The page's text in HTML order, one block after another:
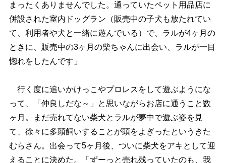
まったくありませんでした。通っていたペット用品店に
併設された室内ドッグラン（販売中の子犬も放たれてい
て、利用者や犬と一緒に遊んでいる）で、ラルが4ヶ月の
ときに、販売中の3ヶ月の柴ちゃんに出会い、ラルが一目
惚れをしたんです」
行く度に追いかけっこやプロレスをして遊ぶようにな
って、「仲良しだな～」と思いながらお店に通うこと数
ヶ月。まだ売れてない柴犬とラルが夢中で遊ぶ姿を見
て、徐々に多頭飼いすることが頭をよぎったというきた
むらさん。出会って5ヶ月後、ついに柴犬をアキとして迎
えることに決めた。「ずーっと売れ残っていたのも、我